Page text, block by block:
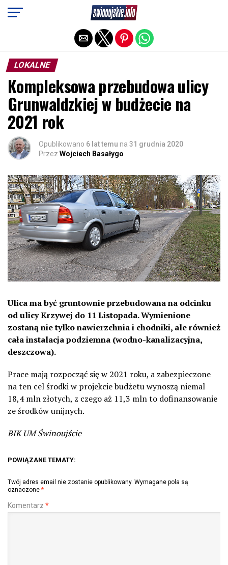
LOKALNE
Kompleksowa przebudowa ulicy
Grunwaldzkiej w budżecie na
2021 rok
Opublikowano 6 lat temu na 31 grudnia 2020
Przez Wojciech Basałygo
Ulica ma być gruntownie przebudowana na odcinku
od ulicy Krzywej do 11 Listopada. Wymienione
zostaną nie tylko nawierzchnia i chodniki, ale również
cała instalacja podziemna (wodno-kanalizacyjna,
deszczowa).
Prace mają rozpocząć się w 2021 roku, a zabezpieczone
na ten cel środki w projekcie budżetu wynoszą niemal
18,4 mln złotych, z czego aż 11,3 mln to dofinansowanie
ze środków unijnych.
BIK UM Świnoujście
POWIĄZANE TEMATY:
Twój adres email nie zostanie opublikowany. Wymagane pola są
oznaczone *
Komentarz *
Exit mobile version